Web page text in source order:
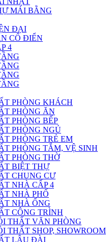
MÁI BẰNG
ĐẠI
CỔ ĐIỂN
4
PHÒNG KHÁCH
PHÒNG ĂN
PHÒNG BẾP
PHÒNG NGỦ
PHÒNG TRẺ EM
PHÒNG TẮM, VỆ SINH
PHÒNG THỜ
BIỆT THỰ
CHUNG CƯ
NHÀ CẤP 4
NHÀ PHỐ
NHÀ ỐNG
CÔNG TRÌNH
THẤT VĂN PHÒNG
THẤT SHOP, SHOWROOM
LÂU ĐÀI